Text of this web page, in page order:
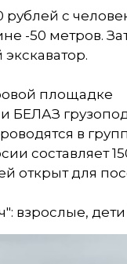
с
-50 метров.
площадке
БЕЛАЗ
в
составляет
открыт для
взрослые, дети